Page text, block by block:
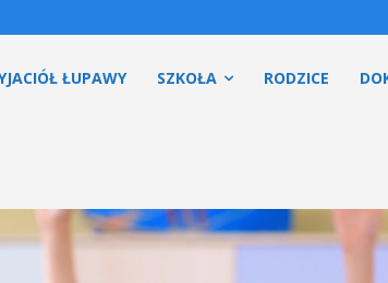
ŁUPAWY SZKOŁA RODZICE